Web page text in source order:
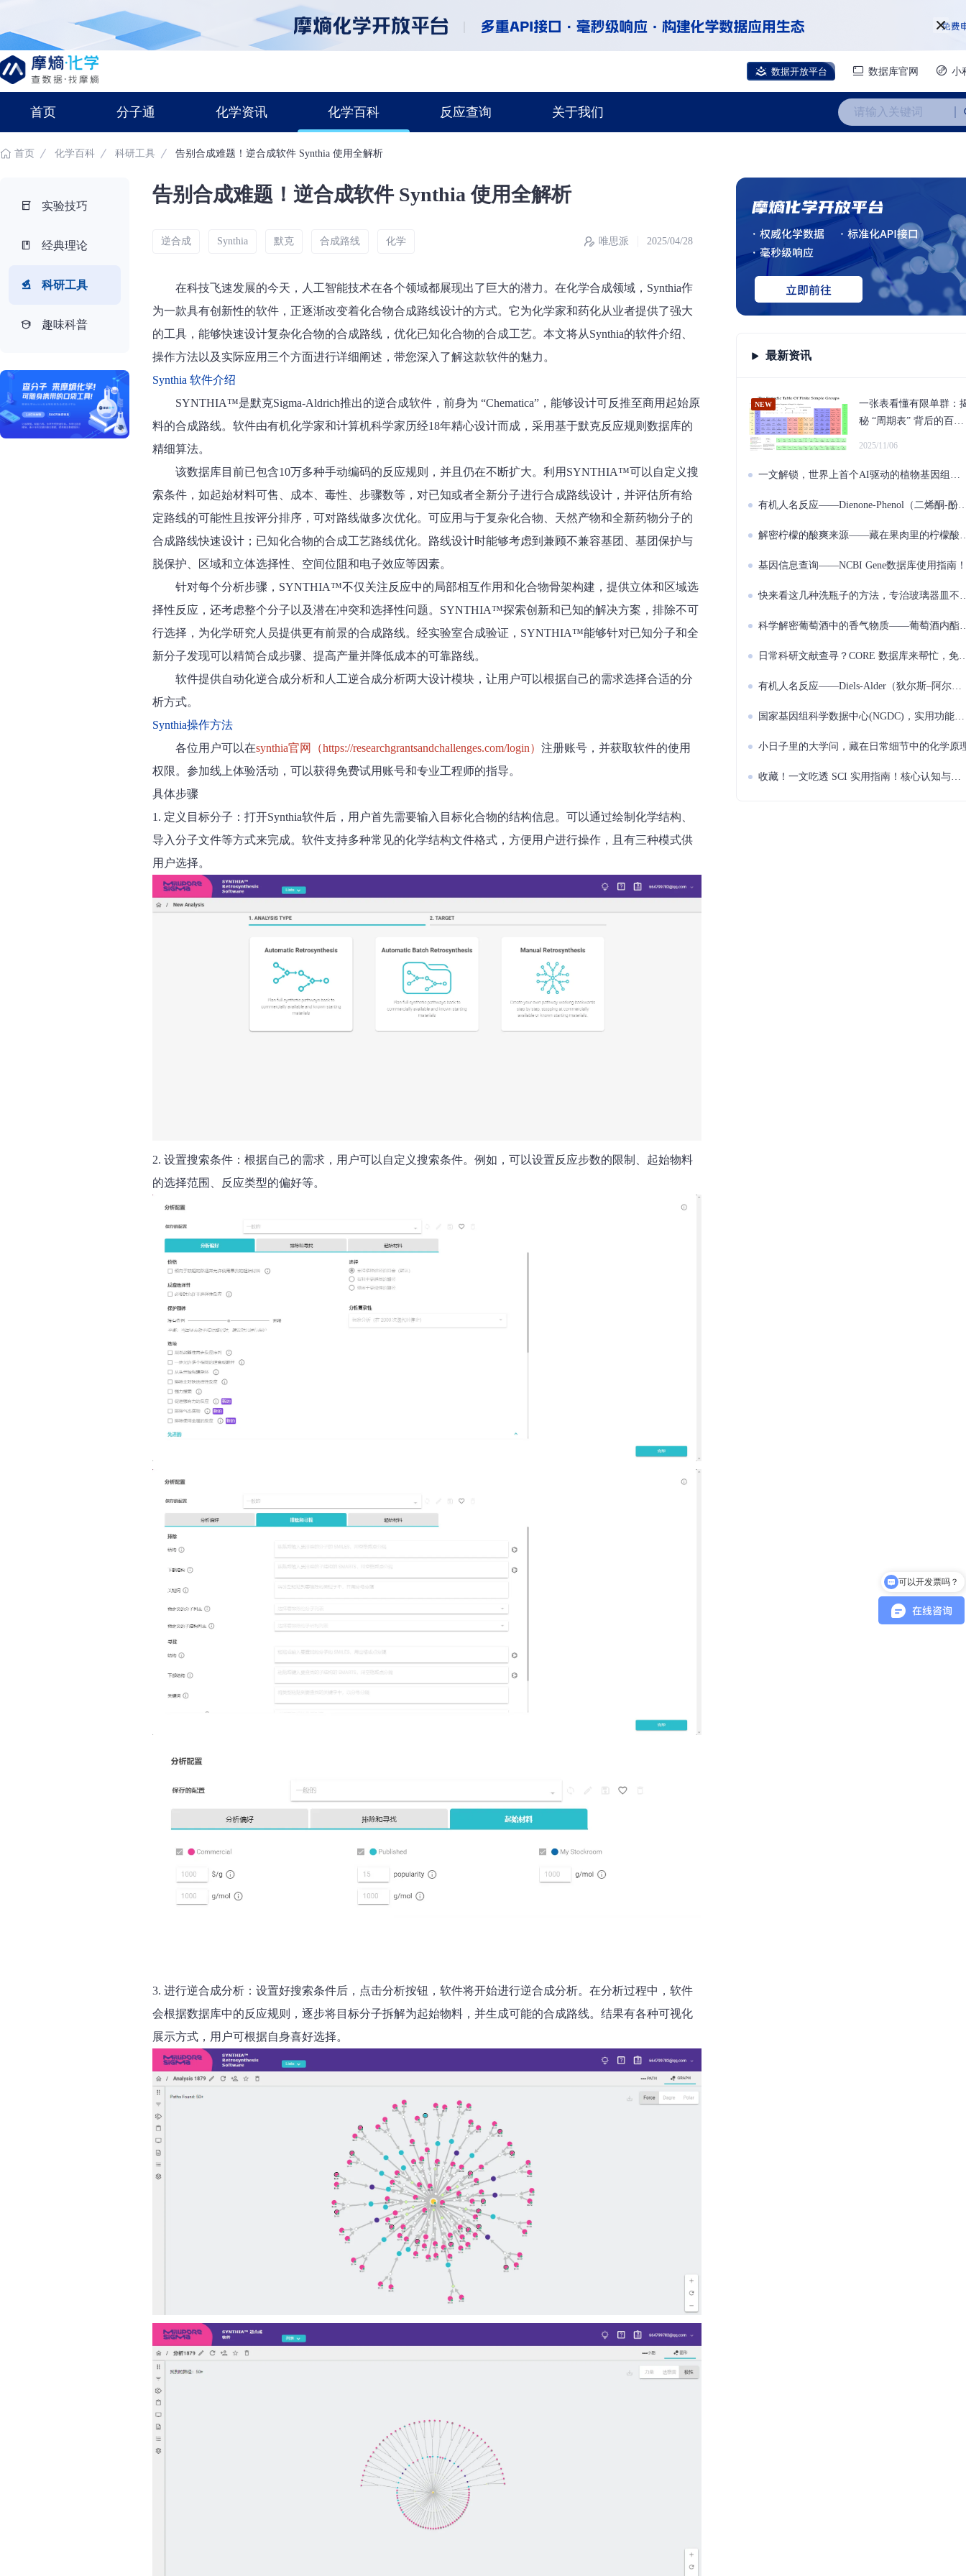
数据开放平台 数据库官网 小
首页 分子通 化学资讯 化学百科 反应查询 关于我们 请输入关键词
首页 化学百科 科研工具 告别合成难题！逆合成软件 Synthia 使用全解析
实验技巧
经典理论
科研工具
趣味科普
告别合成难题！逆合成软件 Synthia 使用全解析
逆合成 Synthia 默克 合成路线 化学 唯思派 2025/04/28
在科技飞速发展的今天，人工智能技术在各个领域都展现出了巨大的潜力。在化学合成领域，Synthia作
为一款具有创新性的软件，正逐渐改变着化合物合成路线设计的方式。它为化学家和药化从业者提供了强大
的工具，能够快速设计复杂化合物的合成路线，优化已知化合物的合成工艺。本文将从Synthia的软件介绍、
操作方法以及实际应用三个方面进行详细阐述，带您深入了解这款软件的魅力。
Synthia 软件介绍
SYNTHIA™是默克Sigma-Aldrich推出的逆合成软件，前身为 “Chematica”，能够设计可反推至商用起始原
料的合成路线。软件由有机化学家和计算机科学家历经18年精心设计而成，采用基于默克反应规则数据库的
精细算法。
该数据库目前已包含10万多种手动编码的反应规则，并且仍在不断扩大。利用SYNTHIA™可以自定义搜
索条件，如起始材料可售、成本、毒性、步骤数等，对已知或者全新分子进行合成路线设计，并评估所有给
定路线的可能性且按评分排序，可对路线做多次优化。可应用与于复杂化合物、天然产物和全新药物分子的
合成路线快速设计；已知化合物的合成工艺路线优化。路线设计时能够考虑到兼顾不兼容基团、基团保护与
脱保护、区域和立体选择性、空间位阻和电子效应等因素。
针对每个分析步骤，SYNTHIA™不仅关注反应中的局部相互作用和化合物骨架构建，提供立体和区域选
择性反应，还考虑整个分子以及潜在冲突和选择性问题。SYNTHIA™探索创新和已知的解决方案，排除不可
行选择，为化学研究人员提供更有前景的合成路线。经实验室合成验证，SYNTHIA™能够针对已知分子和全
新分子发现可以精简合成步骤、提高产量并降低成本的可靠路线。
软件提供自动化逆合成分析和人工逆合成分析两大设计模块，让用户可以根据自己的需求选择合适的分
析方式。
Synthia操作方法
各位用户可以在synthia官网（https://researchgrantsandchallenges.com/login） 注册账号，并获取软件的使用
权限。参加线上体验活动，可以获得免费试用账号和专业工程师的指导。
具体步骤
1. 定义目标分子 ：打开Synthia软件后，用户首先需要输入目标化合物的结构信息。可以通过绘制化学结构、
导入分子文件等方式来完成。软件支持多种常见的化学结构文件格式，方便用户进行操作，且有三种模式供
用户选择。
2. 设置搜索条件： 根据自己的需求，用户可以自定义搜索条件。例如，可以设置反应步数的限制、起始物料
的选择范围、反应类型的偏好等。
3. 进行逆合成分析： 设置好搜索条件后，点击分析按钮，软件将开始进行逆合成分析。在分析过程中，软件
会根据数据库中的反应规则，逐步将目标分子拆解为起始物料，并生成可能的合成路线。结果有各种可视化
展示方式，用户可根据自身喜好选择。
最新资讯
一张表看懂有限单群：
秘 “周期表” 背后的百年
2025/11/06
一文解锁，世界上首个AI驱动的植物基因组数据库——DeepPGDB！
有机人名反应——Dienone-Phenol（二烯酮-酚）重排反应！
解密柠檬的酸爽来源——藏在果肉里的柠檬酸（Citric acid）！
基因信息查询——NCBI Gene数据库使用指南！
快来看这几种洗瓶子的方法，专治玻璃器皿不干净！
科学解密葡萄酒中的香气物质——葡萄酒内酯（Wine lactone）！
日常科研文献查寻？CORE 数据库来帮忙，免费实用不发愁！
有机人名反应——Diels-Alder（狄尔斯–阿尔德）环加成反应！
国家基因组科学数据中心(NGDC)，实用功能全解！
小日子里的大学问，藏在日常细节中的化学原
收藏！一文吃透 SCI 实用指南！核心认知与操作要点，科研人速存
可以介绍下你们的产品么